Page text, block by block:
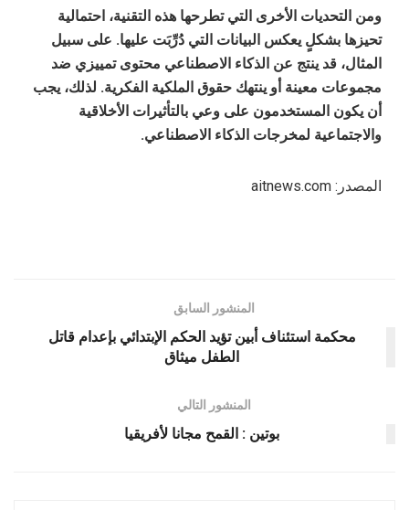
ومن التحديات الأخرى التي تطرحها هذه التقنية، احتمالية
تحيزها بشكلٍ يعكس البيانات التي دُرِّبَت عليها. على سبيل
المثال، قد ينتج عن الذكاء الاصطناعي محتوى تمييزي ضد
مجموعات معينة أو ينتهك حقوق الملكية الفكرية. لذلك، يجب
أن يكون المستخدمون على وعي بالتأثيرات الأخلاقية
والاجتماعية لمخرجات الذكاء الاصطناعي.
المصدر: aitnews.com
المنشور السابق
محكمة استئناف أبين تؤيد الحكم الإبتدائي بإعدام قاتل
الطفل ميثاق
المنشور التالي
بوتين : القمح مجانا لأفريقيا